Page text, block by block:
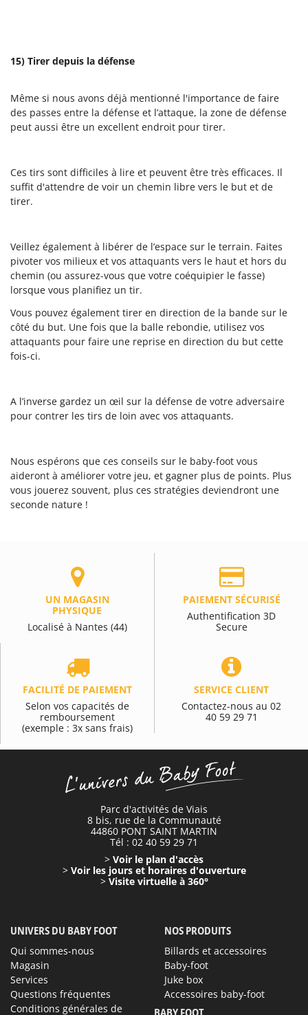
15) Tirer depuis la défense
Même si nous avons déjà mentionné l'importance de faire
des passes entre la défense et l’attaque, la zone de défense
peut aussi être un excellent endroit pour tirer.
Ces tirs sont difficiles à lire et peuvent être très efficaces. Il
suffit d'attendre de voir un chemin libre vers le but et de
tirer.
Veillez également à libérer de l’espace sur le terrain. Faites
pivoter vos milieux et vos attaquants vers le haut et hors du
chemin (ou assurez-vous que votre coéquipier le fasse)
lorsque vous planifiez un tir.
Vous pouvez également tirer en direction de la bande sur le
côté du but. Une fois que la balle rebondie, utilisez vos
attaquants pour faire une reprise en direction du but cette
fois-ci.
A l’inverse gardez un œil sur la défense de votre adversaire
pour contrer les tirs de loin avec vos attaquants.
Nous espérons que ces conseils sur le baby-foot vous
aideront à améliorer votre jeu, et gagner plus de points. Plus
vous jouerez souvent, plus ces stratégies deviendront une
seconde nature !
UN MAGASIN
PHYSIQUE
Localisé à Nantes (44)
PAIEMENT SÉCURISÉ
Authentification 3D
Secure
FACILITÉ DE PAIEMENT
Selon vos capacités de
remboursement
(exemple : 3x sans frais)
SERVICE CLIENT
Contactez-nous au 02
40 59 29 71
Parc d'activités de Viais
8 bis, rue de la Communauté
44860 PONT SAINT MARTIN
Tél : 02 40 59 29 71
> Voir le plan d'accès
> Voir les jours et horaires d'ouverture
> Visite virtuelle à 360°
UNIVERS DU BABY FOOT
Qui sommes-nous
Magasin
Services
Questions fréquentes
Conditions générales de
NOS PRODUITS
Billards et accessoires
Baby-foot
Juke box
Accessoires baby-foot
BABY FOOT